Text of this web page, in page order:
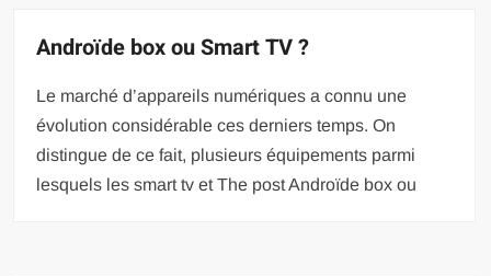
Androïde box ou Smart TV ?
Le marché d’appareils numériques a connu une
évolution considérable ces derniers temps. On
distingue de ce fait, plusieurs équipements parmi
lesquels les smart tv et The post Androïde box ou